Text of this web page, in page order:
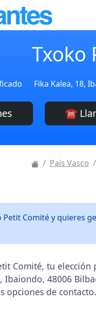
Txoko
Fika Kalea, 18,
☎️
País Vasco
Petit Comité y quieres
Comité, tu
Ibaiondo, 48006
opciones de contacto.